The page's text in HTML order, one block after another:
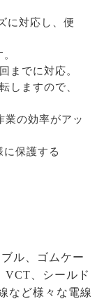
に対応し、便
までに対応。
しますので、
業の効率がアッ
保護する
ル、ゴムケー
VCT、シールド
など様々な電線